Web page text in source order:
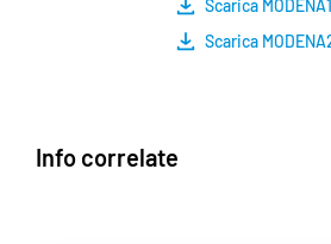
Scarica MODENA1
Scarica
Info correlate